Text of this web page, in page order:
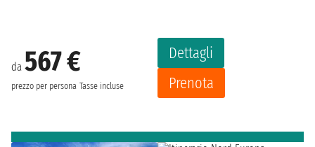
da 567 €
prezzo per persona Tasse incluse
Dettagli
Prenota